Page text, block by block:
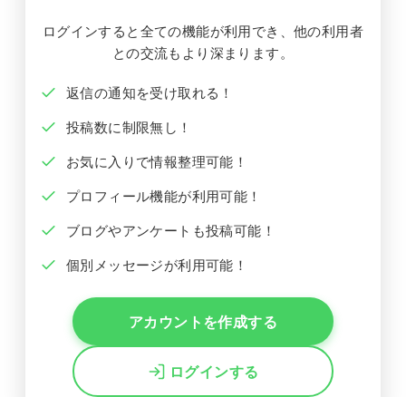
ログインすると全ての機能が利用でき、他の利用者
との交流もより深まります。
返信の通知を受け取れる！
投稿数に制限無し！
お気に入りで情報整理可能！
プロフィール機能が利用可能！
ブログやアンケートも投稿可能！
個別メッセージが利用可能！
アカウントを作成する
ログインする